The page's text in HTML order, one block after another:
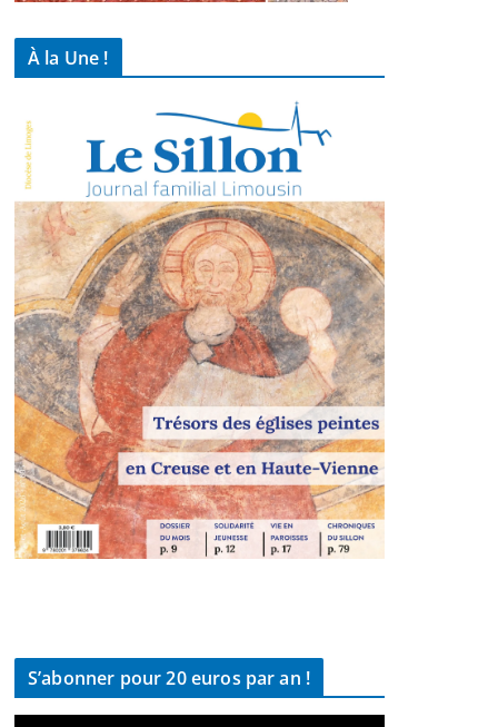
À la Une !
S’abonner pour 20 euros par an !